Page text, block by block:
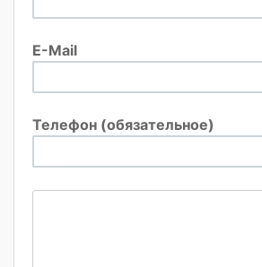
E-Mail
Телефон (обязательное)